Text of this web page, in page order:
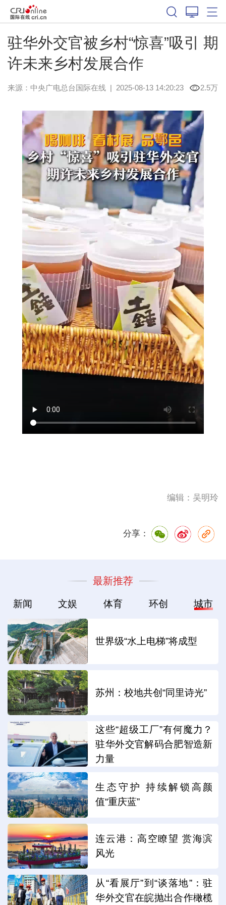
驻华外交官被乡村“惊喜”吸引 期
许未来乡村发展合作
来源：中央广电总台国际在线| 2025-08-13 14:20:23 2.5万
编辑：吴明玲
分享：
最新推荐
新闻 文娱 体育 环创 城市
世界级“水上电梯”将成型
苏州：校地共创“同里诗光”
这些“超级工厂”有何魔力？
驻华外交官解码合肥智造新
力量
生态守护 持续解锁高颜
值“重庆蓝”
连云港：高空瞭望 赏海滨
风光
从“看展厅”到“谈落地”：驻
华外交官在皖抛出合作橄榄